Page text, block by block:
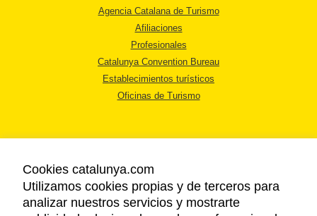
Agencia Catalana de Turismo
Afiliaciones
Profesionales
Catalunya Convention Bureau
Establecimientos turísticos
Oficinas de Turismo
AVISO LEGAL
POLÍTICA DE PRIVACIDAD
Cookies catalunya.com
Utilizamos cookies propias y de terceros para
analizar nuestros servicios y mostrarte